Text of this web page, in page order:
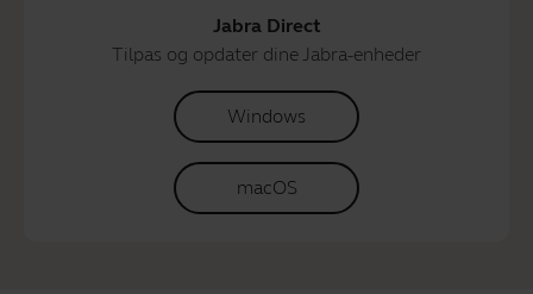
Jabra Direct
Tilpas og opdater dine Jabra-enheder
Windows
macOS